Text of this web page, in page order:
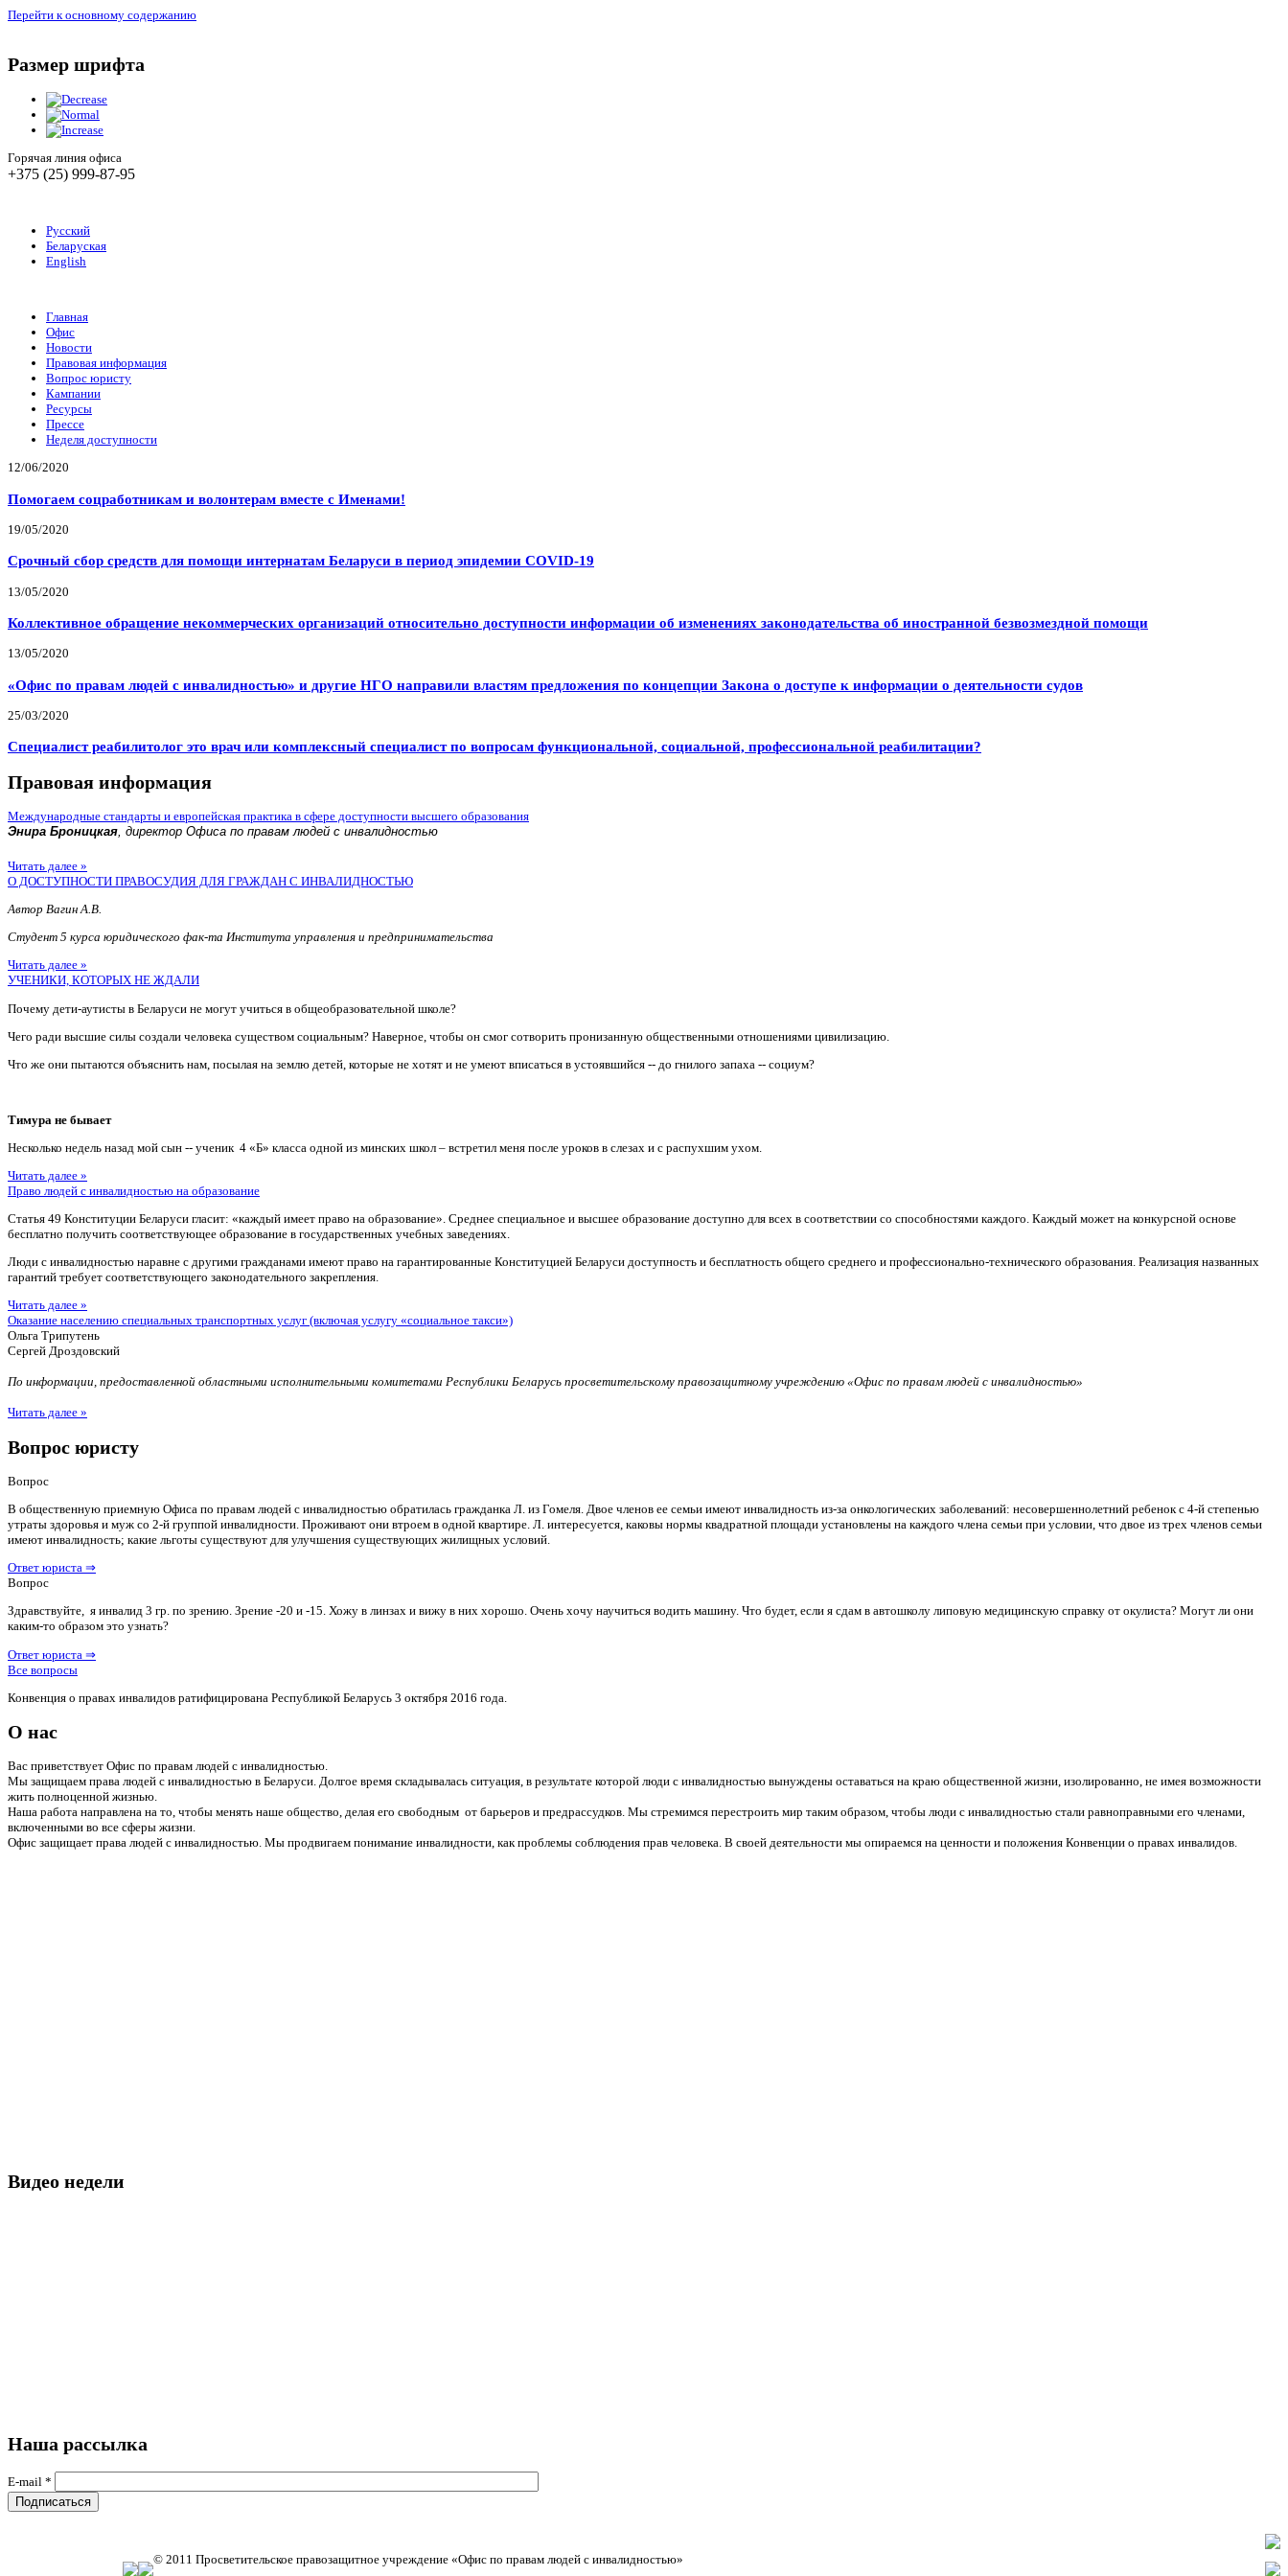
Перейти к основному содержанию
Размер шрифта
Горячая линия офиса
+375 (25) 999-87-95
Русский
Беларуская
English
Главная
Офис
Новости
Правовая информация
Вопрос юристу
Кампании
Ресурсы
Прессе
Неделя доступности
12/06/2020
Помогаем соцработникам и волонтерам вместе с Именами!
19/05/2020
Срочный сбор средств для помощи интернатам Беларуси в период эпидемии COVID-19
13/05/2020
Коллективное обращение некоммерческих организаций относительно доступности информации об изменениях законодательства об иностранной безвозмездной помощи
13/05/2020
«Офис по правам людей с инвалидностью» и другие НГО направили властям предложения по концепции Закона о доступе к информации о деятельности судов
25/03/2020
Специалист реабилитолог это врач или комплексный специалист по вопросам функциональной, социальной, профессиональной реабилитации?
Правовая информация
Международные стандарты и европейская практика в сфере доступности высшего образования
Энира Броницкая, директор Офиса по правам людей с инвалидностью
Читать далее »
О ДОСТУПНОСТИ ПРАВОСУДИЯ ДЛЯ ГРАЖДАН С ИНВАЛИДНОСТЬЮ
Автор Вагин А.В.
Студент 5 курса юридического фак-та Института управления и предпринимательства
Читать далее »
УЧЕНИКИ, КОТОРЫХ НЕ ЖДАЛИ
Почему дети-аутисты в Беларуси не могут учиться в общеобразовательной школе?
Чего ради высшие силы создали человека существом социальным? Наверное, чтобы он смог сотворить пронизанную общественными отношениями цивилизацию.
Что же они пытаются объяснить нам, посылая на землю детей, которые не хотят и не умеют вписаться в устоявшийся -- до гнилого запаха -- социум?
Тимура не бывает
Несколько недель назад мой сын -- ученик 4 «Б» класса одной из минских школ – встретил меня после уроков в слезах и с распухшим ухом.
Читать далее »
Право людей с инвалидностью на образование
Статья 49 Конституции Беларуси гласит: «каждый имеет право на образование». Среднее специальное и высшее образование доступно для всех в соответствии со способностями каждого. Каждый может на конкурсной основе
бесплатно получить соответствующее образование в государственных учебных заведениях.
Люди с инвалидностью наравне с другими гражданами имеют право на гарантированные Конституцией Беларуси доступность и бесплатность общего среднего и профессионально-технического образования. Реализация названных
гарантий требует соответствующего законодательного закрепления.
Читать далее »
Оказание населению специальных транспортных услуг (включая услугу «социальное такси»)
Ольга Трипутень
Сергей Дроздовский
По информации, предоставленной областными исполнительными комитетами Республики Беларусь просветительскому правозащитному учреждению «Офис по правам людей с инвалидностью»
Читать далее »
Вопрос юристу
Вопрос
В общественную приемную Офиса по правам людей с инвалидностью обратилась гражданка Л. из Гомеля. Двое членов ее семьи имеют инвалидность из-за онкологических заболеваний: несовершеннолетний ребенок с 4-й степенью
утраты здоровья и муж со 2-й группой инвалидности. Проживают они втроем в одной квартире. Л. интересуется, каковы нормы квадратной площади установлены на каждого члена семьи при условии, что двое из трех членов семьи
имеют инвалидность; какие льготы существуют для улучшения существующих жилищных условий.
Ответ юриста ⇒
Вопрос
Здравствуйте, я инвалид 3 гр. по зрению. Зрение -20 и -15. Хожу в линзах и вижу в них хорошо. Очень хочу научиться водить машину. Что будет, если я сдам в автошколу липовую медицинскую справку от окулиста? Могут ли они
каким-то образом это узнать?
Ответ юриста ⇒
Все вопросы
Конвенция о правах инвалидов ратифицирована Республикой Беларусь 3 октября 2016 года.
О нас
Вас приветствует Офис по правам людей с инвалидностью.
Мы защищаем права людей с инвалидностью в Беларуси. Долгое время складывалась ситуация, в результате которой люди с инвалидностью вынуждены оставаться на краю общественной жизни, изолированно, не имея возможности
жить полноценной жизнью.
Наша работа направлена на то, чтобы менять наше общество, делая его свободным от барьеров и предрассудков. Мы стремимся перестроить мир таким образом, чтобы люди с инвалидностью стали равноправными его членами,
включенными во все сферы жизни.
Офис защищает права людей с инвалидностью. Мы продвигаем понимание инвалидности, как проблемы соблюдения прав человека. В своей деятельности мы опираемся на ценности и положения Конвенции о правах инвалидов.
Видео недели
Наша рассылка
E-mail *
© 2011 Просветительское правозащитное учреждение «Офис по правам людей с инвалидностью»